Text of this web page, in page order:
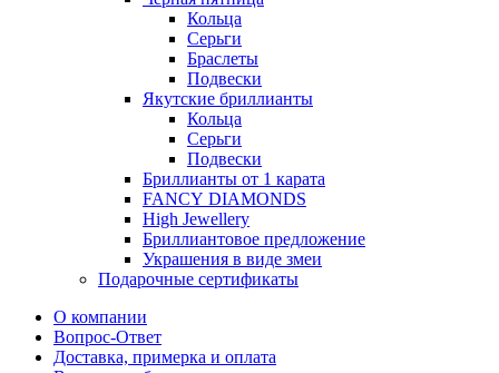
Кольца
Серьги
Браслеты
Подвески
Якутские бриллианты
Кольца
Серьги
Подвески
Бриллианты от 1 карата
FANCY DIAMONDS
High Jewellery
Бриллиантовое предложение
Украшения в виде змеи
Подарочные сертификаты
О компании
Вопрос-Ответ
Доставка, примерка и оплата